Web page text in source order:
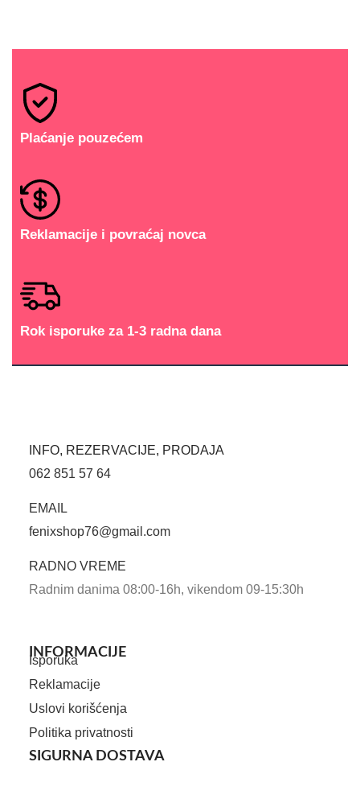
Plaćanje pouzećem
Reklamacije i povraćaj novca
Rok isporuke za 1-3 radna dana
INFO, REZERVACIJE, PRODAJA
062 851 57 64
EMAIL
fenixshop76@gmail.com
RADNO VREME
Radnim danima 08:00-16h, vikendom 09-15:30h
INFORMACIJE
Isporuka
Reklamacije
Uslovi korišćenja
Politika privatnosti
SIGURNA DOSTAVA